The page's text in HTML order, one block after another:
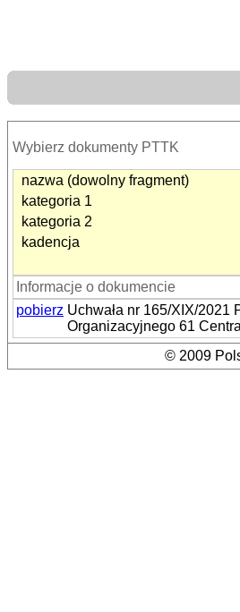
Wybierz dokumenty PTTK
nazwa (dowolny fragment)
kategoria 1
kategoria 2
kadencja
Informacje o dokumencie
pobierz Uchwała nr 165/XIX/2021
Organizacyjnego 61
© 2009